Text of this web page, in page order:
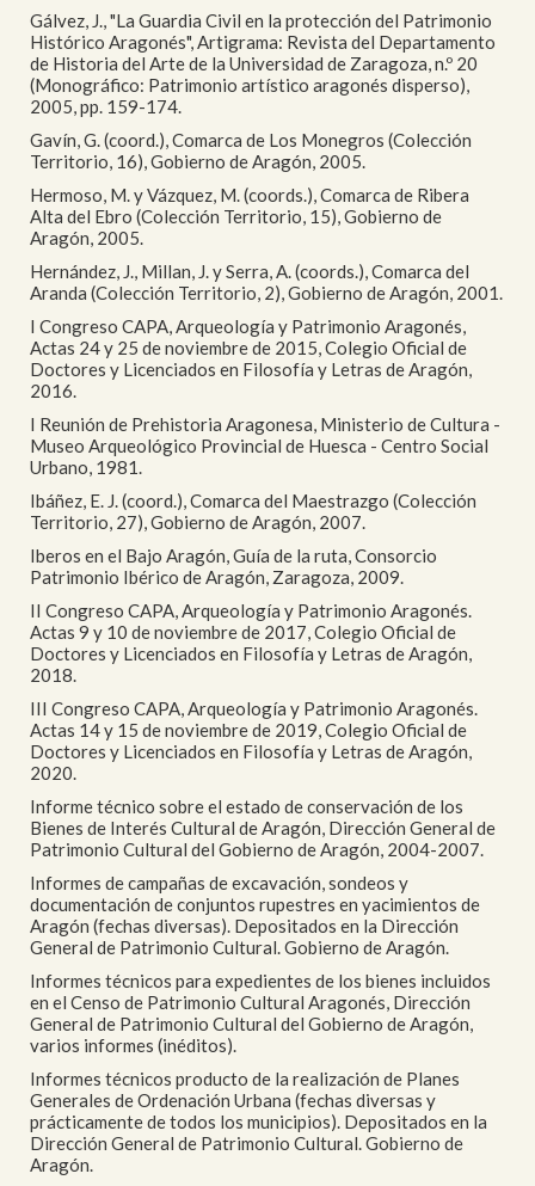
Gálvez, J., "La Guardia Civil en la protección del Patrimonio
Histórico Aragonés", Artigrama: Revista del Departamento
de Historia del Arte de la Universidad de Zaragoza, n.º 20
(Monográfico: Patrimonio artístico aragonés disperso),
2005, pp. 159-174.
Gavín, G. (coord.), Comarca de Los Monegros (Colección
Territorio, 16), Gobierno de Aragón, 2005.
Hermoso, M. y Vázquez, M. (coords.), Comarca de Ribera
Alta del Ebro (Colección Territorio, 15), Gobierno de
Aragón, 2005.
Hernández, J., Millan, J. y Serra, A. (coords.), Comarca del
Aranda (Colección Territorio, 2), Gobierno de Aragón, 2001.
I Congreso CAPA, Arqueología y Patrimonio Aragonés,
Actas 24 y 25 de noviembre de 2015, Colegio Oficial de
Doctores y Licenciados en Filosofía y Letras de Aragón,
2016.
I Reunión de Prehistoria Aragonesa, Ministerio de Cultura -
Museo Arqueológico Provincial de Huesca - Centro Social
Urbano, 1981.
Ibáñez, E. J. (coord.), Comarca del Maestrazgo (Colección
Territorio, 27), Gobierno de Aragón, 2007.
Iberos en el Bajo Aragón, Guía de la ruta, Consorcio
Patrimonio Ibérico de Aragón, Zaragoza, 2009.
II Congreso CAPA, Arqueología y Patrimonio Aragonés.
Actas 9 y 10 de noviembre de 2017, Colegio Oficial de
Doctores y Licenciados en Filosofía y Letras de Aragón,
2018.
III Congreso CAPA, Arqueología y Patrimonio Aragonés.
Actas 14 y 15 de noviembre de 2019, Colegio Oficial de
Doctores y Licenciados en Filosofía y Letras de Aragón,
2020.
Informe técnico sobre el estado de conservación de los
Bienes de Interés Cultural de Aragón, Dirección General de
Patrimonio Cultural del Gobierno de Aragón, 2004-2007.
Informes de campañas de excavación, sondeos y
documentación de conjuntos rupestres en yacimientos de
Aragón (fechas diversas). Depositados en la Dirección
General de Patrimonio Cultural. Gobierno de Aragón.
Informes técnicos para expedientes de los bienes incluidos
en el Censo de Patrimonio Cultural Aragonés, Dirección
General de Patrimonio Cultural del Gobierno de Aragón,
varios informes (inéditos).
Informes técnicos producto de la realización de Planes
Generales de Ordenación Urbana (fechas diversas y
prácticamente de todos los municipios). Depositados en la
Dirección General de Patrimonio Cultural. Gobierno de
Aragón.